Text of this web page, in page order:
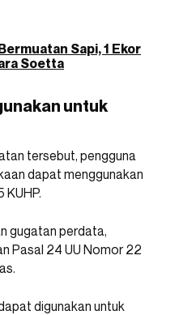
Sapi, 1 Ekor
Soetta
untuk
tersebut, pengguna
dapat menggunakan
KUHP.
gugatan perdata,
Pasal 24 UU Nomor 22
digunakan untuk